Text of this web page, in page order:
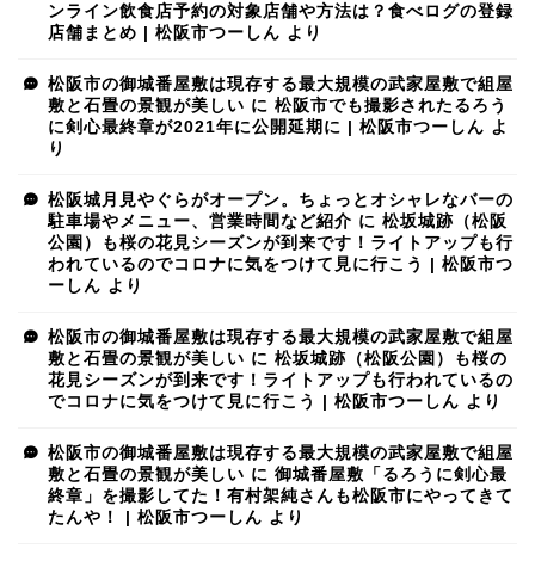
ンライン飲食店予約の対象店舗や方法は？食べログの登録
店舗まとめ | 松阪市つーしん より
松阪市の御城番屋敷は現存する最大規模の武家屋敷で組屋
敷と石畳の景観が美しい に 松阪市でも撮影されたるろう
に剣心最終章が2021年に公開延期に | 松阪市つーしん よ
り
松阪城月見やぐらがオープン。ちょっとオシャレなバーの
駐車場やメニュー、営業時間など紹介 に 松坂城跡（松阪
公園）も桜の花見シーズンが到来です！ライトアップも行
われているのでコロナに気をつけて見に行こう | 松阪市つ
ーしん より
松阪市の御城番屋敷は現存する最大規模の武家屋敷で組屋
敷と石畳の景観が美しい に 松坂城跡（松阪公園）も桜の
花見シーズンが到来です！ライトアップも行われているの
でコロナに気をつけて見に行こう | 松阪市つーしん より
松阪市の御城番屋敷は現存する最大規模の武家屋敷で組屋
敷と石畳の景観が美しい に 御城番屋敷「るろうに剣心最
終章」を撮影してた！有村架純さんも松阪市にやってきて
たんや！ | 松阪市つーしん より